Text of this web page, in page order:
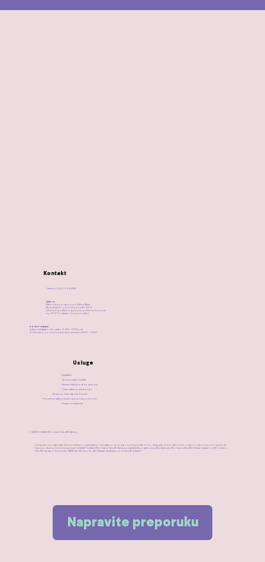
Kontakt
Telefon: (02) 9794 0150
Mjesto:
Memorijalna dvorana Arthur West
Mcburney Road, Cabramatta 2166
(Nalazi se u Memorijalnom parku Cabravale,
iza PCYC Fairfield - Cabramatta)
​Radno vrijeme:
Od ponedjeljka do petka 9.00 – 17.00 sati
Zatvoreno za ručak svaki dan između 13:00 – 14:00
Usluge
Dijetetika
Opće savjetovalište
Generalistički rad na slučaju
Zdravstvena edukacija
Grupe za zdravlje i dobrobit
Pravni savjet (od strane pravne pomoći)
Outreach Services
Inicijativa za zdravlje i dobrobit žena, prvenstveno usmjerena na potporu migranticama, izbjeglicama i ženama u nepovoljnom položaju koje
žive u području lokalne uprave Fairfield. Fairfield Women's Health Service zajednički podržavaju Bankstown Women's Health Center i Liverpool Women's
Health Centre, a financira NSW Health kroz South Western Sydney Local Health District.
©2023 Fairfield Women's Health Service
Napravite preporuku